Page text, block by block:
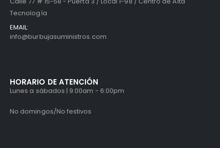
HORARIO DE ATENCIÓN
Lunes a sábados | 9:00am - 6:00pm
Ubicación